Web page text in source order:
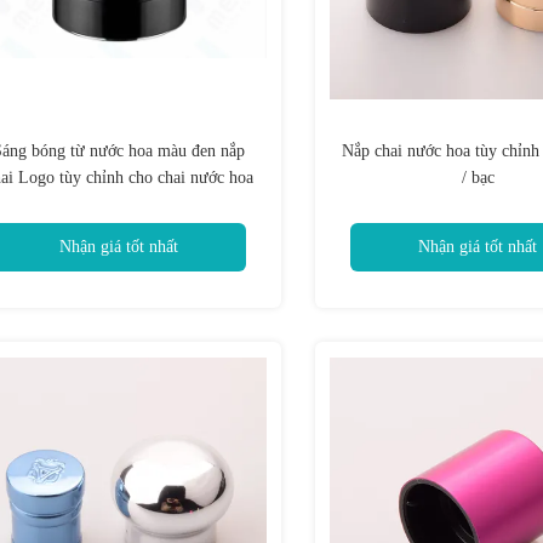
bóng từ nước hoa màu đen nắp
Logo tùy chỉnh cho chai nước hoa
Nhận giá tốt nhất
Nắp chai nước hoa tùy chỉnh
/ bạc
Nhận giá tốt nhất